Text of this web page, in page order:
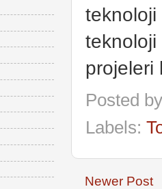
teknoloji
teknoloji
projeleri
Posted
Labels:
Newer Post